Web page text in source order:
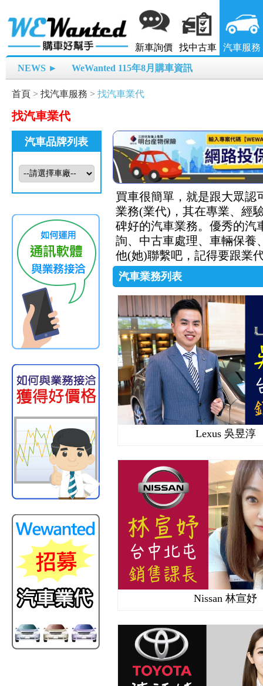
新車詢價 找中古車 汽車服務
NEWS ► WeWanted 115年8月購車資訊
首頁 > 找汽車服務 > 找汽車業代
找汽車業代
汽車品牌列表
買車很簡單，就是跟大眾認
業務(業代)，其在專業、經
碑好的汽車業務。優秀的汽
詢、中古車處理、車輛保養
他(她)聯繫吧，記得要跟業
汽車業務列表
Lexus 吳昱淳
Nissan 林宣妤